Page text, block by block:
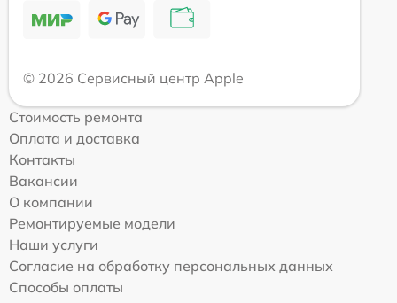
© 2026 Сервисный центр Apple
Стоимость ремонта
Оплата и доставка
Контакты
Вакансии
О компании
Ремонтируемые модели
Наши услуги
Согласие на обработку персональных данных
Способы оплаты